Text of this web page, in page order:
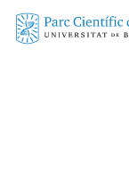
Skip